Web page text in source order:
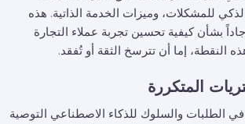
الذكي للمشكلات، وميزات الخدمة الذاتية. هذه
بشأن كيفية تحسين تجربة عملاء التجارة
هذه النقطة، إما أن تترسخ الثقة أو تُفقد.
في الطلبات والسلوك للذكاء الاصطناعي التوصية